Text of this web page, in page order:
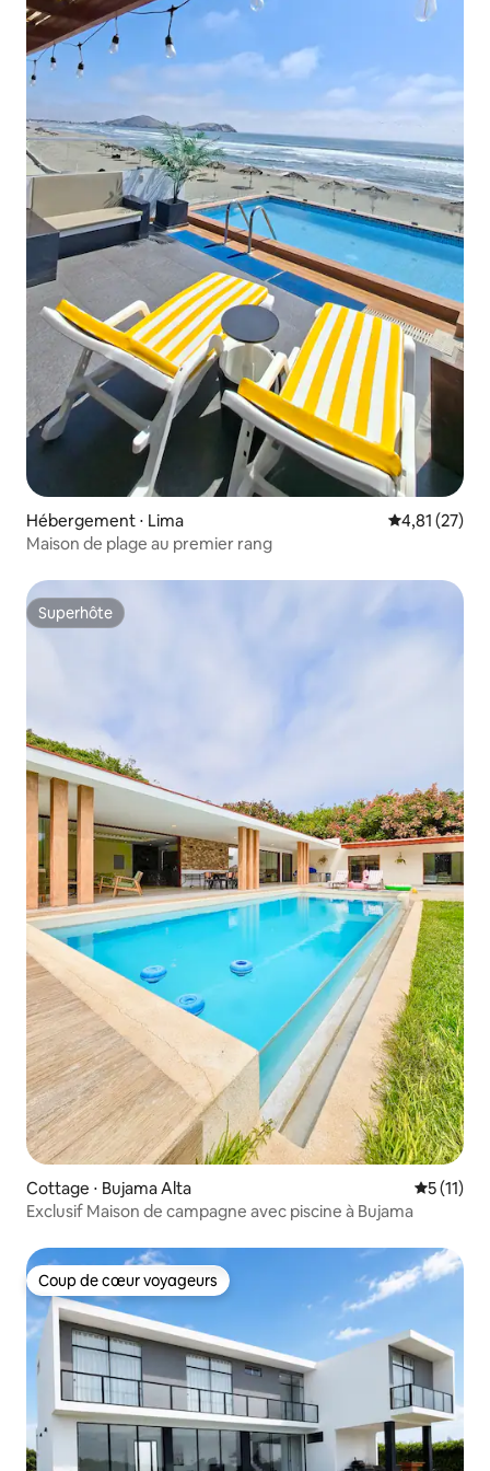
Hébergement ⋅ Lima Évaluation
4,81 (27)
Maison de plage au premier rang
Superhôte
Superhôte
Cottage ⋅ Bujama Alta
5 (11)
Exclusif Maison de campagne avec piscine à Bujama
Coup de cœur voyageurs
Coup de cœur voyageurs